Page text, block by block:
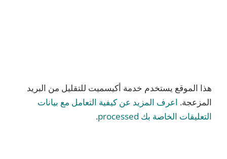
هذا الموقع يستخدم خدمة أكيسميت للتقليل من البريد
المزعجة. اعرف المزيد عن كيفية التعامل مع بيانات
التعليقات الخاصة بك processed
.